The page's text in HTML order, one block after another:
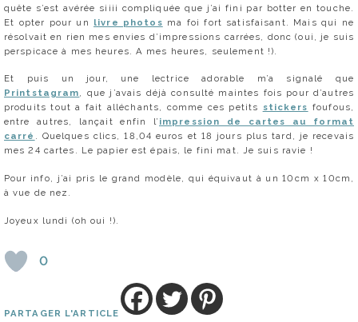
quête s’est avérée siiii compliquée que j’ai fini par botter en touche.
Et opter pour un livre photos ma foi fort satisfaisant. Mais qui ne
résolvait en rien mes envies d’impressions carrées, donc (oui, je suis
perspicace à mes heures. A mes heures, seulement !).
Et puis un jour, une lectrice adorable m’a signalé que
Printstagram, que j’avais déjà consulté maintes fois pour d’autres
produits tout a fait alléchants, comme ces petits stickers foufous,
entre autres, lançait enfin l’ impression de cartes au format
carré . Quelques clics, 18,04 euros et 18 jours plus tard, je recevais
mes 24 cartes. Le papier est épais, le fini mat. Je suis ravie !
Pour info, j’ai pris le grand modèle, qui équivaut à un 10cm x 10cm,
à vue de nez.
Joyeux lundi (oh oui !).
0
PARTAGER L'ARTICLE